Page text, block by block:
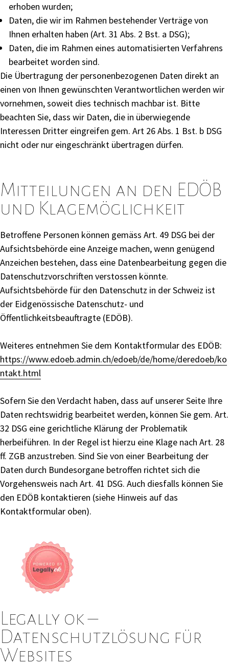
erhoben wurden;
Daten, die wir im Rahmen bestehender Verträge von
Ihnen erhalten haben (Art. 31 Abs. 2 Bst. a DSG);
Daten, die im Rahmen eines automatisierten Verfahrens
bearbeitet worden sind.
Die Übertragung der personenbezogenen Daten direkt an
einen von Ihnen gewünschten Verantwortlichen werden wir
vornehmen, soweit dies technisch machbar ist. Bitte
beachten Sie, dass wir Daten, die in überwiegende
Interessen Dritter eingreifen gem. Art 26 Abs. 1 Bst. b DSG
nicht oder nur eingeschränkt übertragen dürfen.
Mitteilungen an den EDÖB
und Klagemöglichkeit
Betroffene Personen können gemäss Art. 49 DSG bei der
Aufsichtsbehörde eine Anzeige machen, wenn genügend
Anzeichen bestehen, dass eine Datenbearbeitung gegen die
Datenschutzvorschriften verstossen könnte.
Aufsichtsbehörde für den Datenschutz in der Schweiz ist
der Eidgenössische Datenschutz- und
Öffentlichkeitsbeauftragte (EDÖB).
Weiteres entnehmen Sie dem Kontaktformular des EDÖB:
https://www.edoeb.admin.ch/edoeb/de/home/deredoeb/ko
ntakt.html
Sofern Sie den Verdacht haben, dass auf unserer Seite Ihre
Daten rechtswidrig bearbeitet werden, können Sie gem. Art.
32 DSG eine gerichtliche Klärung der Problematik
herbeiführen. In der Regel ist hierzu eine Klage nach Art. 28
ff. ZGB anzustreben. Sind Sie von einer Bearbeitung der
Daten durch Bundesorgane betroffen richtet sich die
Vorgehensweis nach Art. 41 DSG. Auch diesfalls können Sie
den EDÖB kontaktieren (siehe Hinweis auf das
Kontaktformular oben).
Legally ok –
Datenschutzlösung für
Websites